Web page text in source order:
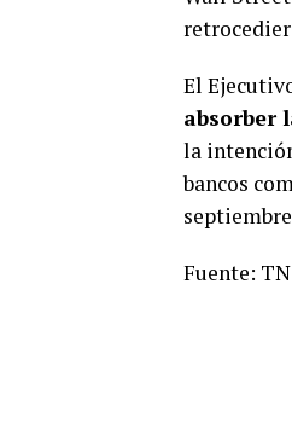
El
absorber
la
bancos
Fuente: TN